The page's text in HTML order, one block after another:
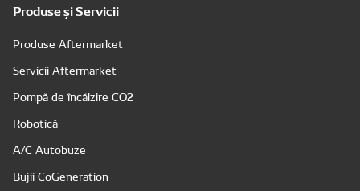
Produse și Servicii
Produse Aftermarket
Servicii Aftermarket
Pompă de încălzire CO2
Robotică
A/C Autobuze
Bujii CoGeneration